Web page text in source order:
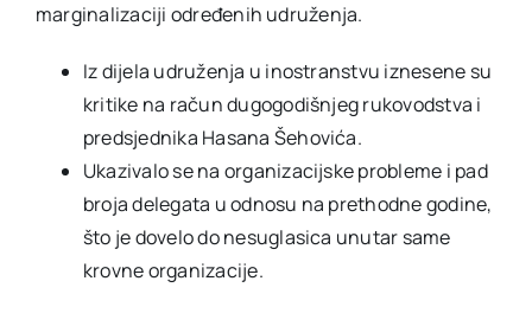
marginalizaciji određenih udruženja.
Iz dijela udruženja u inostranstvu iznesene su
kritike na račun dugogodišnjeg rukovodstva i
predsjednika Hasana Šehovića.
Ukazivalo se na organizacijske probleme i pad
broja delegata u odnosu na prethodne godine,
što je dovelo do nesuglasica unutar same
krovne organizacije.